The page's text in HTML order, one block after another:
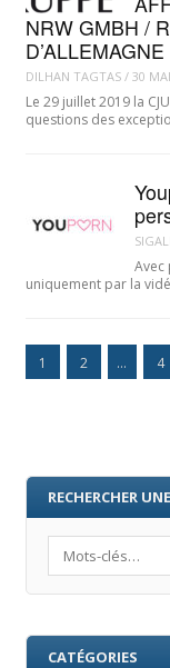
NRW GMBH /
D’ALLEMAGNE
DILHAN TAGTAS/ 30
Le 29 juillet 2019 la
questions des
Avec
uniquement par la
1 2 … 4
RECHERCHER
CATÉGORIES